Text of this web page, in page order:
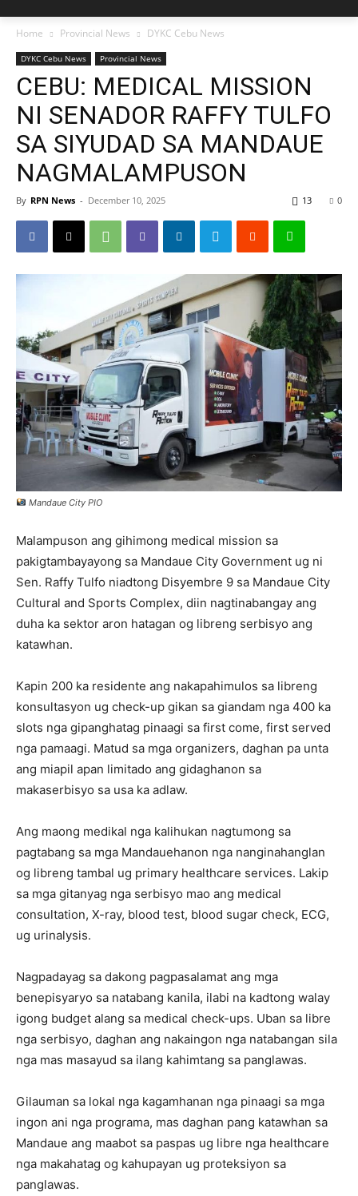
Home Provincial News DYKC Cebu News
DYKC Cebu News Provincial News
CEBU: MEDICAL MISSION
NI SENADOR RAFFY TULFO
SA SIYUDAD SA MANDAUE
NAGMALAMPUSON
By RPN News - December 10, 2025 0
13
Mandaue City PIO
Malampuson ang gihimong medical mission sa
pakigtambayayong sa Mandaue City Government ug ni
Sen. Raffy Tulfo niadtong Disyembre 9 sa Mandaue City
Cultural and Sports Complex, diin nagtinabangay ang
duha ka sektor aron hatagan og libreng serbisyo ang
katawhan.
Kapin 200 ka residente ang nakapahimulos sa libreng
konsultasyon ug check-up gikan sa giandam nga 400 ka
slots nga gipanghatag pinaagi sa first come, first served
nga pamaagi. Matud sa mga organizers, daghan pa unta
ang miapil apan limitado ang gidaghanon sa
makaserbisyo sa usa ka adlaw.
Ang maong medikal nga kalihukan nagtumong sa
pagtabang sa mga Mandauehanon nga nanginahanglan
og libreng tambal ug primary healthcare services. Lakip
sa mga gitanyag nga serbisyo mao ang medical
consultation, X-ray, blood test, blood sugar check, ECG,
ug urinalysis.
Nagpadayag sa dakong pagpasalamat ang mga
benepisyaryo sa natabang kanila, ilabi na kadtong walay
igong budget alang sa medical check-ups. Uban sa libre
nga serbisyo, daghan ang nakaingon nga natabangan sila
nga mas masayud sa ilang kahimtang sa panglawas.
Gilauman sa lokal nga kagamhanan nga pinaagi sa mga
ingon ani nga programa, mas daghan pang katawhan sa
Mandaue ang maabot sa paspas ug libre nga healthcare
nga makahatag og kahupayan ug proteksiyon sa
panglawas.